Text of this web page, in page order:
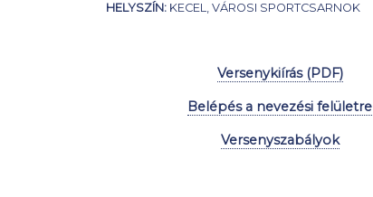
HELYSZÍN: KECEL, VÁROSI SPORTCSARNOK
Versenykiírás (PDF)
Belépés a nevezési felületre
Versenyszabályok